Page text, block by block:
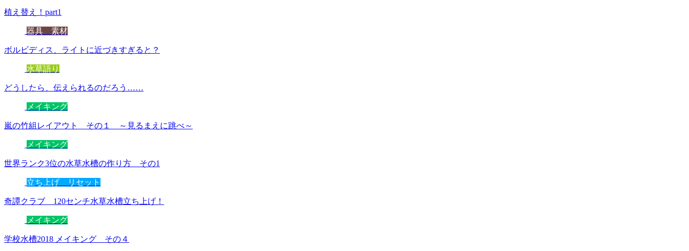
植え替え！part1
器具 素材
ボルビディス、ライトに近づきすぎると？
水草語り
どうしたら、伝えられるのだろう……
メイキング
嵐の竹組レイアウト その１ ～見るまえに跳べ～
メイキング
世界ランク3位の水草水槽の作り方 その1
立ち上げ リセット
奇譚クラブ 120センチ水草水槽立ち上げ！
メイキング
学校水槽2018 メイキング その４